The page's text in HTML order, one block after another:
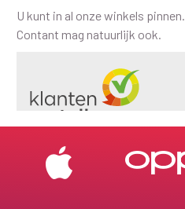
U kunt in al onze winkels pinnen.
Contant mag natuurlijk ook.